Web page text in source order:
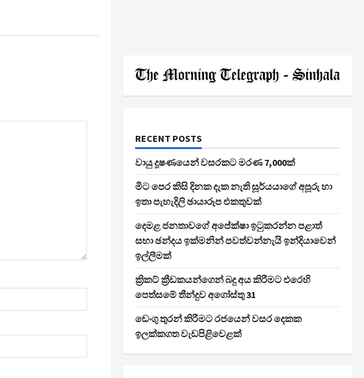
RECENT POSTS
වායු දූෂණයෙන් වසරකට මරණ 7,000ක්
මීට පෙර කිසි දිනක දැක නැති සූර්යයාගේ අපූරු හා
ඉතා පැහැදිලි ඡායාරූප එකතුවක්
දෙමළ ජනතාවගේ අපේක්ෂා ඉටුකරන්න පළාත්
සභා ඡන්දය ඉක්මනින් පවත්වන්නැයි ඉන්දියාවෙන්
ඉල්ලීමක්
ක්‍රිකට් ක්‍රීඩකයන්ගෙන් බදු අය කිරීමට එරෙහි
පෙත්සමේ තීන්දුව අගෝස්තු 31
ඩෙංගු තුරන් කිරීමට රජයෙන් වසර දෙකක
ඉලක්කගත වැඩපිළිවෙළක්